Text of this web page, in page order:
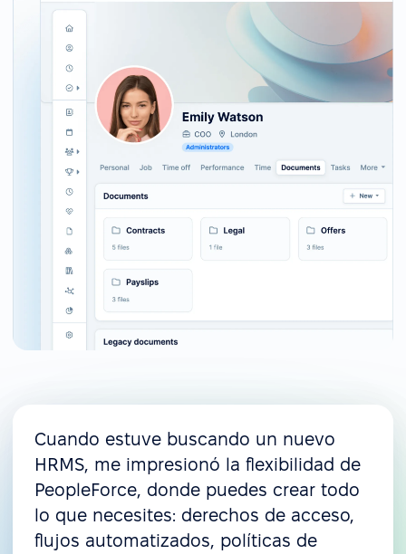
Cuando estuve buscando un nuevo
HRMS, me impresionó la flexibilidad de
PeopleForce, donde puedes crear todo
lo que necesites: derechos de acceso,
flujos automatizados, políticas de